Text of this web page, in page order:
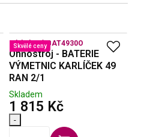
Skvělé ceny
Kód zboží:BAT4930O
Ohňostroj - BATERIE
VÝMETNIC KARLÍČEK 49
RAN 2/1
Skladem
1 815 Kčs DPH
-